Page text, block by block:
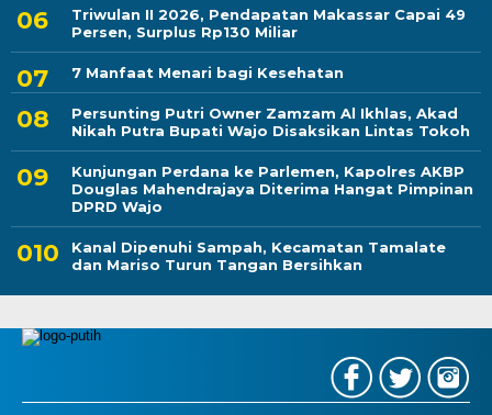
Triwulan II 2026, Pendapatan Makassar Capai 49
Persen, Surplus Rp130 Miliar
7 Manfaat Menari bagi Kesehatan
Persunting Putri Owner Zamzam Al Ikhlas, Akad
Nikah Putra Bupati Wajo Disaksikan Lintas Tokoh
Kunjungan Perdana ke Parlemen, Kapolres AKBP
Douglas Mahendrajaya Diterima Hangat Pimpinan
DPRD Wajo
Kanal Dipenuhi Sampah, Kecamatan Tamalate
dan Mariso Turun Tangan Bersihkan